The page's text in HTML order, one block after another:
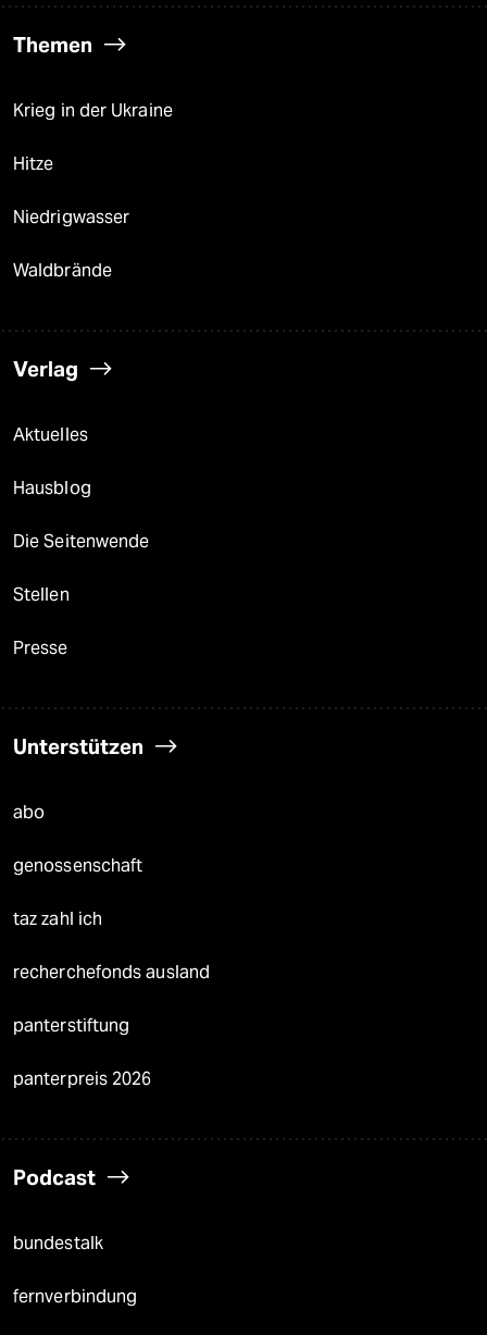
Themen
Krieg in der Ukraine
Hitze
Niedrigwasser
Waldbrände
Verlag
Aktuelles
Hausblog
Die Seitenwende
Stellen
Presse
Unterstützen
abo
genossenschaft
taz zahl ich
recherchefonds ausland
panterstiftung
panterpreis 2026
Podcast
bundestalk
fernverbindung